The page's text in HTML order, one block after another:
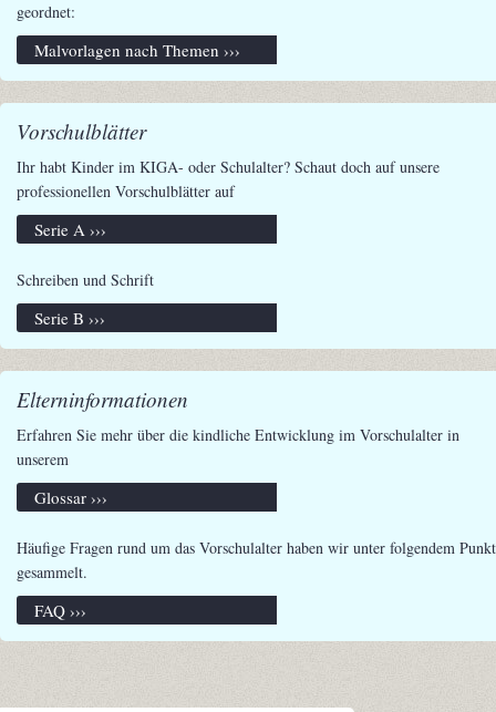
geordnet:
Malvorlagen nach Themen ›››
Vorschulblätter
Ihr habt Kinder im KIGA- oder Schulalter? Schaut doch auf unsere
professionellen Vorschulblätter auf
Serie A ›››
Schreiben und Schrift
Serie B ›››
Elterninformationen
Erfahren Sie mehr über die kindliche Entwicklung im Vorschulalter in
unserem
Glossar ›››
Häufige Fragen rund um das Vorschulalter haben wir unter folgendem Punkt
gesammelt.
FAQ ›››